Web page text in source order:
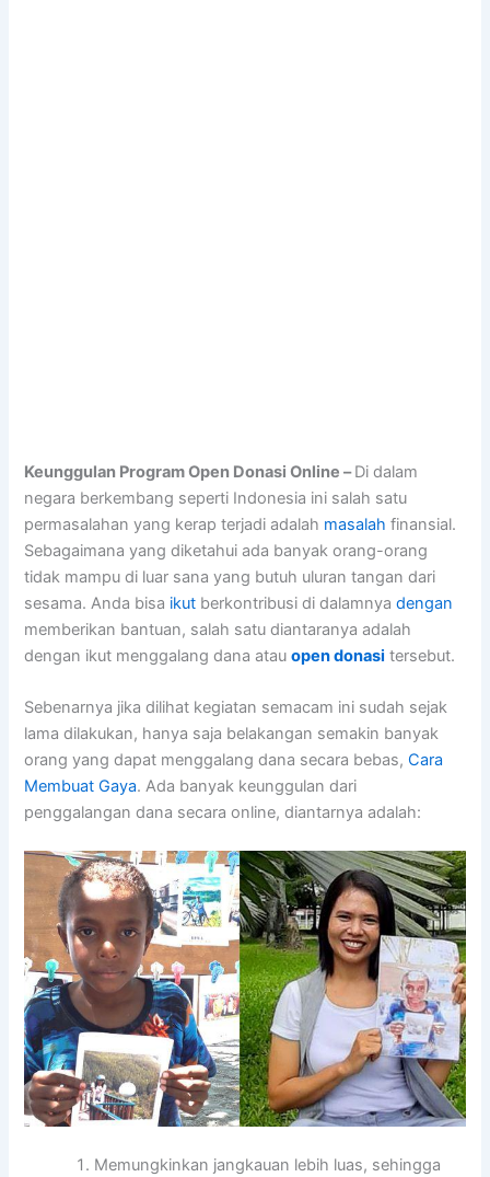
Keunggulan Program Open Donasi Online –Di dalam
negara berkembang seperti Indonesia ini salah satu
permasalahan yang kerap terjadi adalah masalah finansial.
Sebagaimana yang diketahui ada banyak orang-orang
tidak mampu di luar sana yang butuh uluran tangan dari
sesama. Anda bisa ikut berkontribusi di dalamnyadengan
memberikan bantuan, salah satu diantaranya adalah
dengan ikut menggalang dana atauopen donasi tersebut.
Sebenarnya jika dilihat kegiatan semacam ini sudah sejak
lama dilakukan, hanya saja belakangan semakin banyak
orang yang dapat menggalang dana secara bebas,Cara
Membuat Gaya. Ada banyak keunggulan dari
penggalangan dana secara online, diantarnya adalah:
Memungkinkan jangkauan lebih luas, sehingga